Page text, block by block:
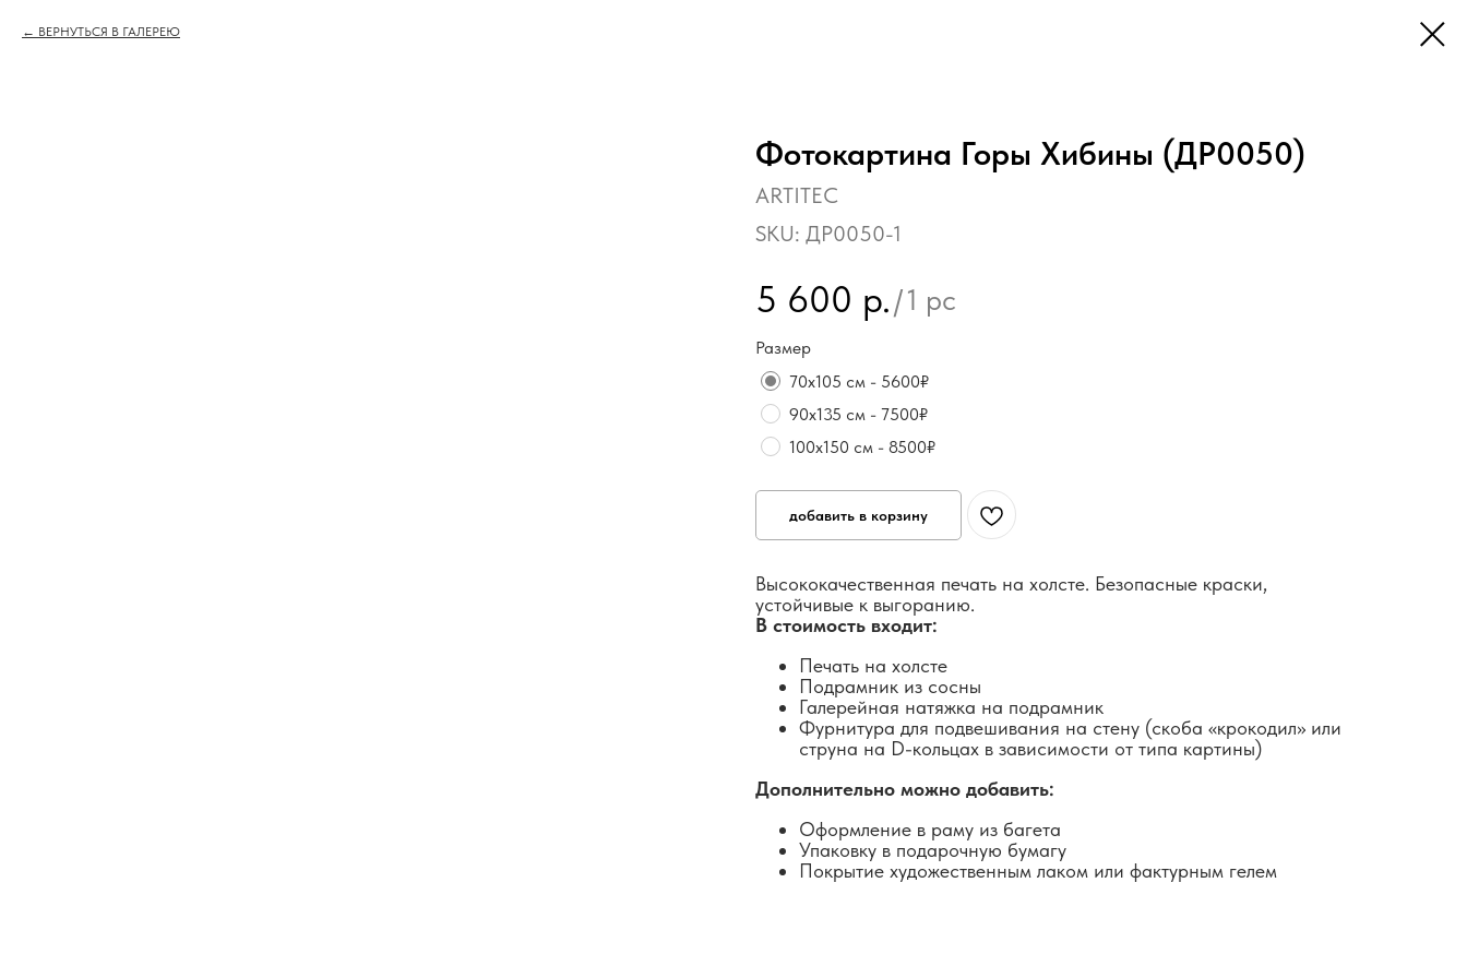
ВЕРНУТЬСЯ В ГАЛЕРЕЮ
Фотокартина Горы Хибины (ДР0050)
ARTITEC
SKU: ДР0050-1
5 600 р./1 pc
Размер
70х105 см - 5600₽
90х135 см - 7500₽
100х150 см - 8500₽
добавить в корзину
Высококачественная печать на холсте. Безопасные краски,
устойчивые к выгоранию.
В стоимость входит:
Печать на холсте
Подрамник из сосны
Галерейная натяжка на подрамник
Фурнитура для подвешивания на стену (скоба «крокодил» или
струна на D-кольцах в зависимости от типа картины)
Дополнительно можно добавить:
Оформление в раму из багета
Упаковку в подарочную бумагу
Покрытие художественным лаком или фактурным гелем